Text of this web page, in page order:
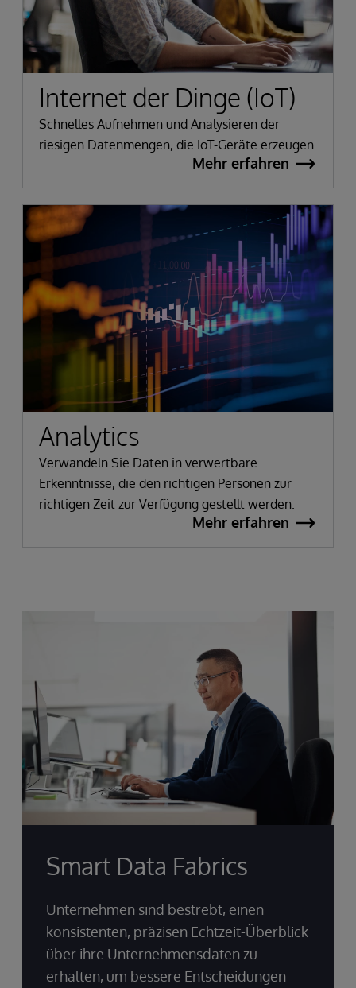
Internet der Dinge (IoT)
Schnelles Aufnehmen und Analysieren der
riesigen Datenmengen, die IoT-Geräte erzeugen.
Mehr erfahren
Analytics
Verwandeln Sie Daten in verwertbare
Erkenntnisse, die den richtigen Personen zur
richtigen Zeit zur Verfügung gestellt werden.
Mehr erfahren
Smart Data Fabrics
Unternehmen sind bestrebt, einen
konsistenten, präzisen Echtzeit-Überblick
über ihre Unternehmensdaten zu
erhalten, um bessere Entscheidungen